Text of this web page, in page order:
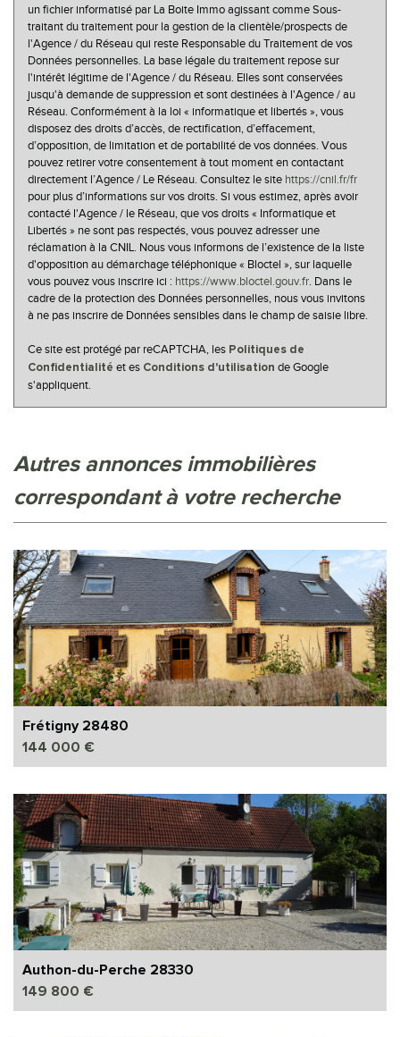
un fichier informatisé par La Boite Immo agissant comme Sous-
traitant du traitement pour la gestion de la clientèle/prospects de
l'Agence / du Réseau qui reste Responsable du Traitement de vos
Données personnelles. La base légale du traitement repose sur
l'intérêt légitime de l'Agence / du Réseau. Elles sont conservées
jusqu'à demande de suppression et sont destinées à l'Agence / au
Réseau. Conformément à la loi « informatique et libertés », vous
disposez des droits d’accès, de rectification, d’effacement,
d’opposition, de limitation et de portabilité de vos données. Vous
pouvez retirer votre consentement à tout moment en contactant
directement l’Agence / Le Réseau. Consultez le site https://cnil.fr/fr
pour plus d’informations sur vos droits. Si vous estimez, après avoir
contacté l'Agence / le Réseau, que vos droits « Informatique et
Libertés » ne sont pas respectés, vous pouvez adresser une
réclamation à la CNIL. Nous vous informons de l’existence de la liste
d'opposition au démarchage téléphonique « Bloctel », sur laquelle
vous pouvez vous inscrire ici : https://www.bloctel.gouv.fr . Dans le
cadre de la protection des Données personnelles, nous vous invitons
à ne pas inscrire de Données sensibles dans le champ de saisie libre.
Ce site est protégé par reCAPTCHA, les Politiques de
Confidentialité et es Conditions d'utilisation de Google
s'appliquent.
autres annonces immobilières
correspondant à votre recherche
Frétigny 28480
144 000 €
Authon-du-Perche 28330
149 800 €